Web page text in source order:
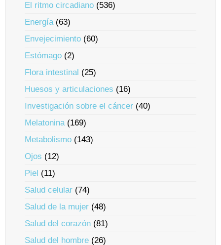
El ritmo circadiano (536)
Energía(63)
Envejecimiento (60)
Estómago (2)
Flora intestinal (25)
Huesos y articulaciones (16)
Investigación sobre el cáncer (40)
Melatonina(169)
Metabolismo (143)
Ojos (12)
Piel (11)
Salud celular (74)
Salud de la mujer (48)
Salud del corazón (81)
Salud del hombre (26)